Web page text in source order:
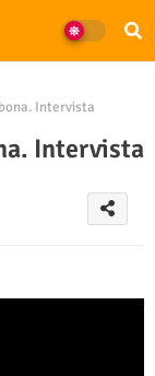
Intervista
Intervista